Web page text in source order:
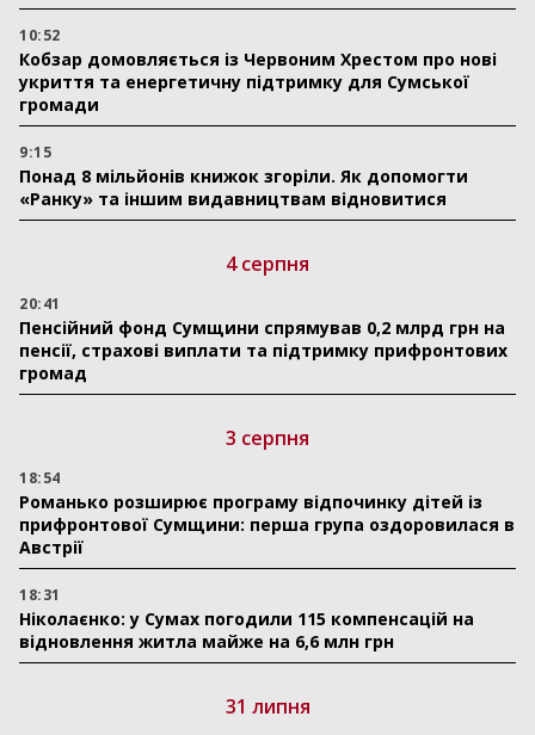
10:52
Кобзар домовляється із Червоним Хрестом про нові
укриття та енергетичну підтримку для Сумської
громади
9:15
Понад 8 мільйонів книжок згоріли. Як допомогти
«Ранку» та іншим видавництвам відновитися
4 серпня
20:41
Пенсійний фонд Сумщини спрямував 0,2 млрд грн на
пенсії, страхові виплати та підтримку прифронтових
громад
3 серпня
18:54
Романько розширює програму відпочинку дітей із
прифронтової Сумщини: перша група оздоровилася в
Австрії
18:31
Ніколаєнко: у Сумах погодили 115 компенсацій на
відновлення житла майже на 6,6 млн грн
31 липня